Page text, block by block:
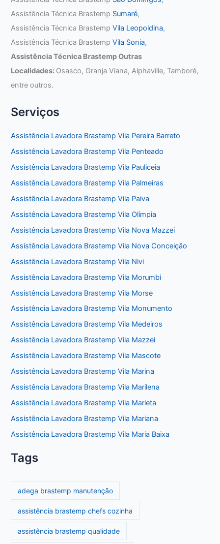
Assistência Técnica Brastemp Sumaré,
Assistência Técnica BrastempVila Leopoldina,
Assistência Técnica BrastempVila Sonia,
Assistência Técnica Brastemp Outras
Localidades: Osasco, Granja Viana, Alphaville, Tamboré,
entre outros.
Serviços
Assistência Lavadora Brastemp Vila Pereira Barreto
Assistência Lavadora Brastemp Vila Penteado
Assistência Lavadora Brastemp Vila Pauliceia
Assistência Lavadora Brastemp Vila Palmeiras
Assistência Lavadora Brastemp Vila Paiva
Assistência Lavadora Brastemp Vila Olímpia
Assistência Lavadora Brastemp Vila Nova Mazzei
Assistência Lavadora Brastemp Vila Nova Conceição
Assistência Lavadora Brastemp Vila Nivi
Assistência Lavadora Brastemp Vila Morumbi
Assistência Lavadora Brastemp Vila Morse
Assistência Lavadora Brastemp Vila Monumento
Assistência Lavadora Brastemp Vila Medeiros
Assistência Lavadora Brastemp Vila Mazzei
Assistência Lavadora Brastemp Vila Mascote
Assistência Lavadora Brastemp Vila Marina
Assistência Lavadora Brastemp Vila Marilena
Assistência Lavadora Brastemp Vila Marieta
Assistência Lavadora Brastemp Vila Mariana
Assistência Lavadora Brastemp Vila Maria Baixa
Tags
adega brastemp manutenção
assistência brastemp chefs cozinha
assistência brastemp qualidade